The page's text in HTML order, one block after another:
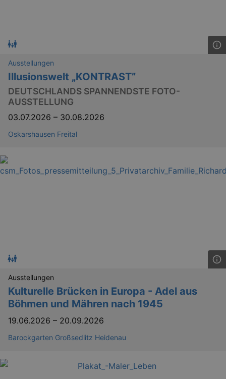
Ausstellungen
Illusionswelt „KONTRAST”
DEUTSCHLANDS SPANNENDSTE FOTO-
AUSSTELLUNG
03.07.2026 – 30.08.2026
Oskarshausen Freital
Ausstellungen
Kulturelle Brücken in Europa - Adel aus
Böhmen und Mähren nach 1945
19.06.2026 – 20.09.2026
Barockgarten Großsedlitz Heidenau